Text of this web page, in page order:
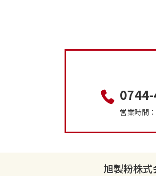
営業時間
旭製粉株式